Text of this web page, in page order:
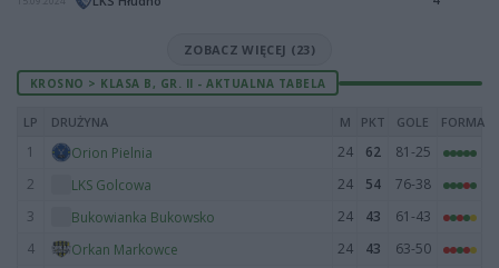
ZOBACZ WIĘCEJ (23)
KROSNO > KLASA B, GR. II - AKTUALNA TABELA
LP DRUŻYNA M PKT GOLE FORMA
1 Orion Pielnia 24 62
81-25
2
LKS Golcowa 24 54
76-38
3
Bukowianka Bukowsko 24 43
61-43
4
Orkan Markowce 24 43
63-50